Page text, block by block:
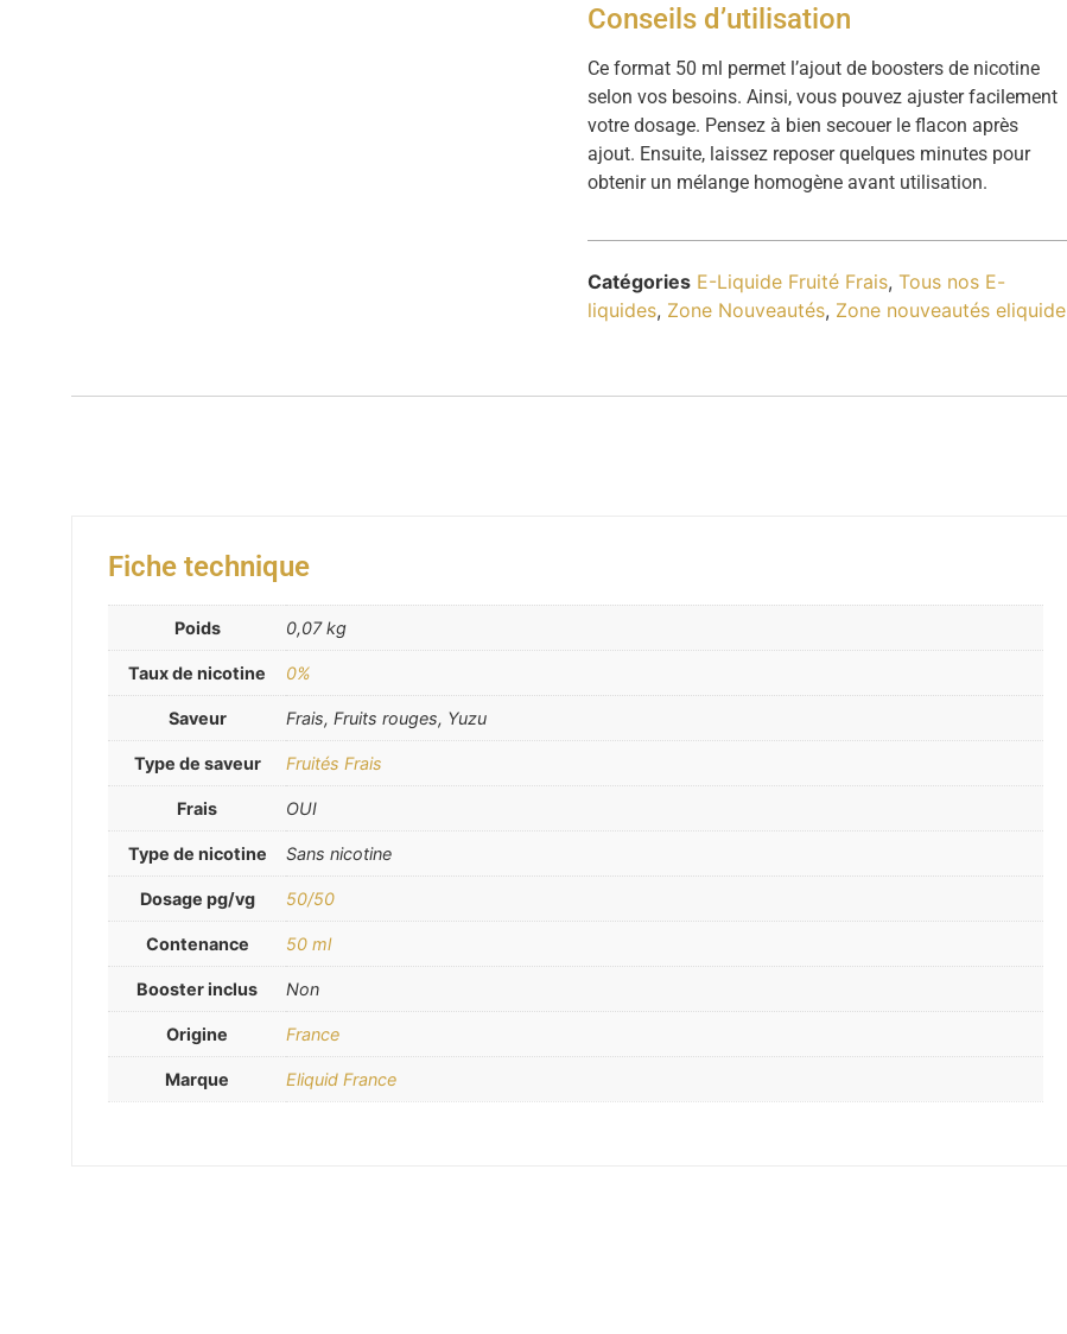
Conseils d’utilisation
Ce format 50 ml permet l’ajout de boosters de nicotine
selon vos besoins. Ainsi, vous pouvez ajuster facilement
votre dosage. Pensez à bien secouer le flacon après
ajout. Ensuite, laissez reposer quelques minutes pour
obtenir un mélange homogène avant utilisation.
Catégories E-Liquide Fruité Frais,Tous nos E-
liquides, Zone Nouveautés, Zone nouveautés eliquide
Fiche technique
Poids 0,07 kg
Taux de nicotine 0%
Saveur Frais, Fruits rouges, Yuzu
Type de saveur Fruités Frais
Frais OUI
Type de nicotine Sans nicotine
Dosage pg/vg 50/50
Contenance 50 ml
Booster inclus Non
Origine France
Marque Eliquid France